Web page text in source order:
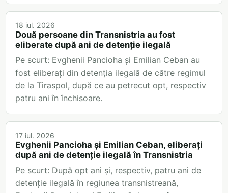
18 iul. 2026
Două persoane din Transnistria au fost
eliberate după ani de detenție ilegală
Pe scurt: Evghenii Pancioha și Emilian Ceban au
fost eliberați din detenția ilegală de către regimul
de la Tiraspol, după ce au petrecut opt, respectiv
patru ani în închisoare.
17 iul. 2026
Evghenii Pancioha și Emilian Ceban, eliberați
după ani de detenție ilegală în Transnistria
Pe scurt: După opt ani și, respectiv, patru ani de
detenție ilegală în regiunea transnistreană,